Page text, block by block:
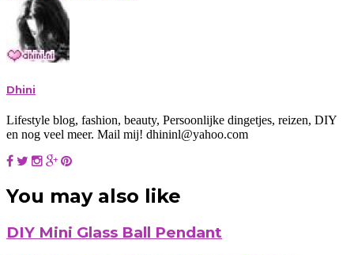
Dhini
Lifestyle blog, fashion, beauty, Persoonlijke dingetjes, reizen, DIY
en nog veel meer. Mail mij! dhininl@yahoo.com
You may also like
DIY Mini Glass Ball Pendant